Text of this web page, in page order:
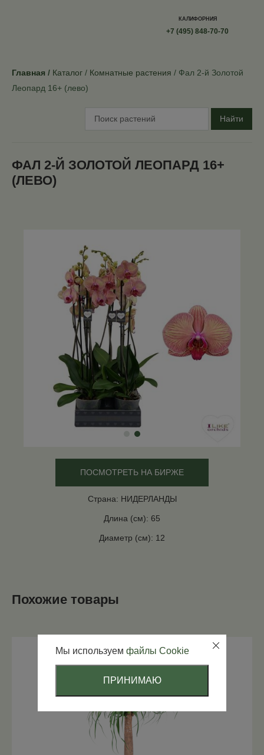
КАЛИФОРНИЯ
+7 (495) 848-70-70
Главная Каталог Комнатные растения
Фал 2-й Золотой
Леопард 16+ (лево)
Найти
ФАЛ 2-Й ЗОЛОТОЙ ЛЕОПАРД 16+
(ЛЕВО)
ПОСМОТРЕТЬ НА БИРЖЕ
Страна: НИДЕРЛАНДЫ
Длина (см): 65
Диаметр (см): 12
Похожие товары
Мы используем файлы Cookie
ПРИНИМАЮ